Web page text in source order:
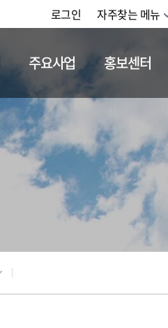
로그인 자주찾는 메뉴
정보
주요사업 홍보센터